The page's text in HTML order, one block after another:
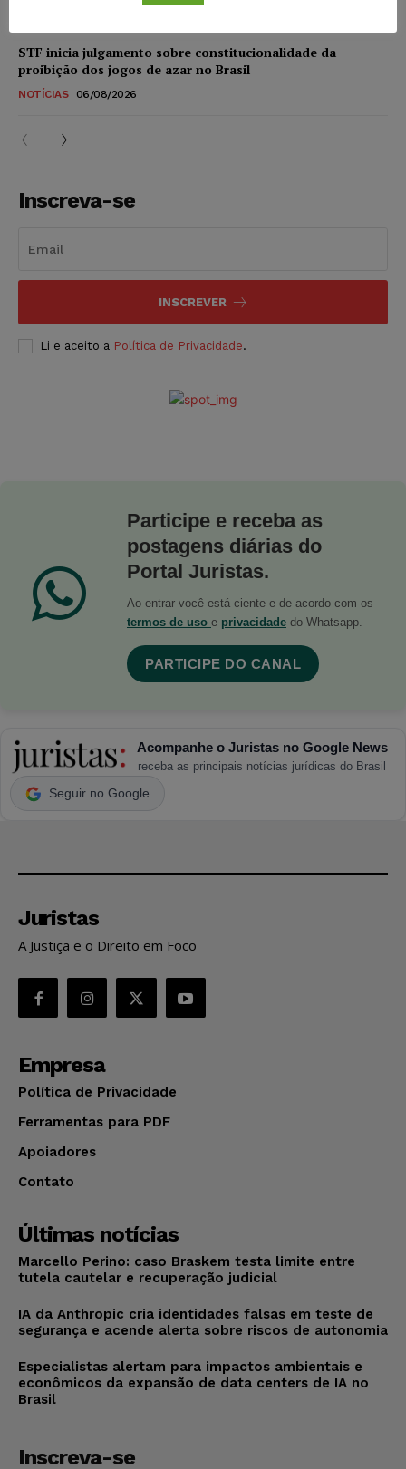
STF inicia julgamento sobre constitucionalidade da
proibição dos jogos de azar no Brasil
NOTÍCIAS 06/08/2026
Inscreva-se
INSCREVER
Li e aceito a Política de Privacidade.
Participe e receba as
postagens diárias do
Portal Juristas.
Ao entrar você está ciente e de acordo com os
termos de uso e privacidade do Whatsapp.
PARTICIPE DO CANAL
Acompanhe o Juristas no Google News
receba as principais notícias jurídicas do Brasil
Seguir no Google
Juristas
A Justiça e o Direito em Foco
Empresa
Política de Privacidade
Ferramentas para PDF
Apoiadores
Contato
Últimas notícias
Marcello Perino: caso Braskem testa limite entre
tutela cautelar e recuperação judicial
IA da Anthropic cria identidades falsas em teste de
segurança e acende alerta sobre riscos de autonomia
Especialistas alertam para impactos ambientais e
econômicos da expansão de data centers de IA no
Brasil
Inscreva-se